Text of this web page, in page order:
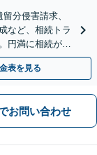
分侵害請求、
など、相続トラ
円満に相続が終
表を見る
お問い合わせ